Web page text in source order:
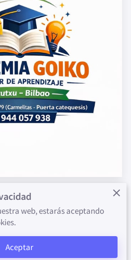
E INGLÉS
web, estarás aceptando
Aceptar